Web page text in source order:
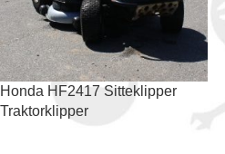
Honda HF2417 Sitteklipper
Traktorklipper